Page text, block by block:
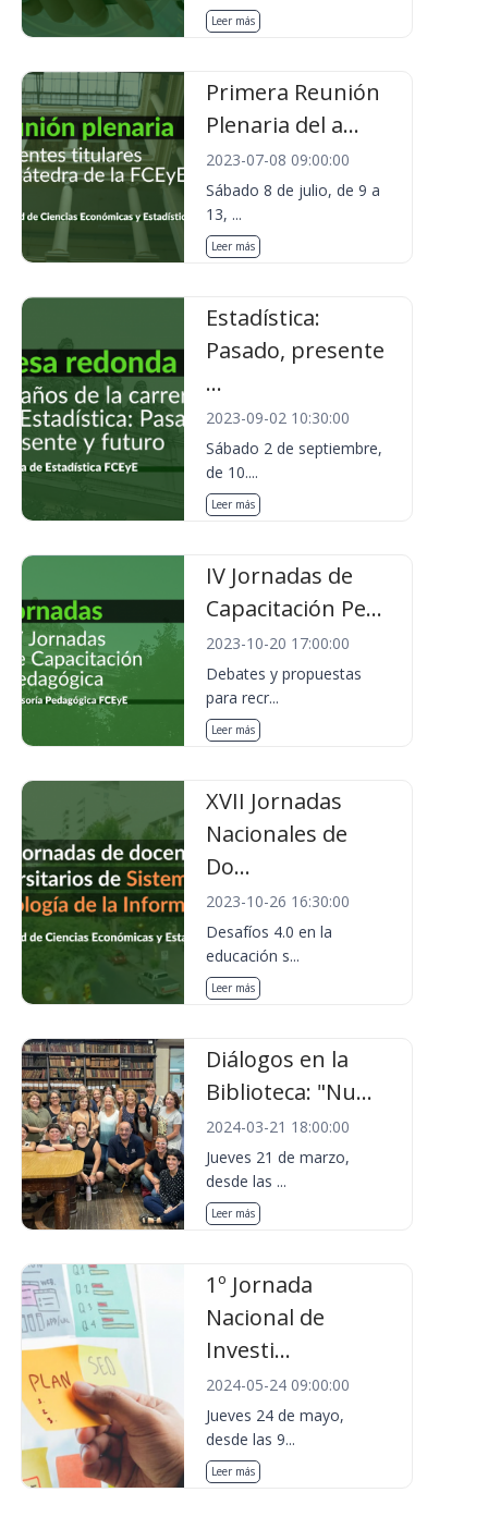
Leer más
Primera Reunión
Plenaria del a...
2023-07-08 09:00:00
Sábado 8 de julio, de 9 a
13, ...
Leer más
Estadística:
Pasado, presente
...
2023-09-02 10:30:00
Sábado 2 de septiembre,
de 10....
Leer más
IV Jornadas de
Capacitación Pe...
2023-10-20 17:00:00
Debates y propuestas
para recr...
Leer más
XVII Jornadas
Nacionales de
Do...
2023-10-26 16:30:00
Desafíos 4.0 en la
educación s...
Leer más
Diálogos en la
Biblioteca: "Nu...
2024-03-21 18:00:00
Jueves 21 de marzo,
desde las ...
Leer más
1º Jornada
Nacional de
Investi...
2024-05-24 09:00:00
Jueves 24 de mayo,
desde las 9...
Leer más